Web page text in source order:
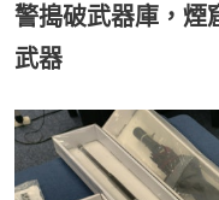
警搗破武器庫，
武器